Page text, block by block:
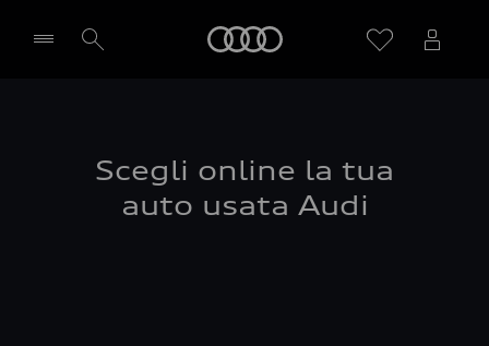
Scegli online la tua
auto usata Audi